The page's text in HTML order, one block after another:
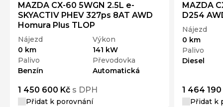
MAZDA CX-60 5WGN 2.5L e-
SKYACTIV PHEV 327ps 8AT AWD
Homura Plus TLOP
Nájezd
0 km
Výkon
141 kW
Palivo
Benzín
Převodovka
Automatická
1 450 600 Kč s DPH
Přidat k porovnání
MAZDA
D254
Nájezd
0 km
Palivo
Diesel
1 464 190
Přidat k